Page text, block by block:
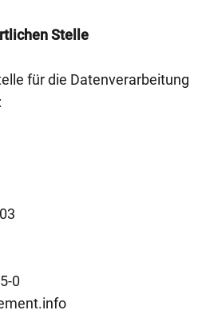
Stelle
für die Datenverarbeitung
0